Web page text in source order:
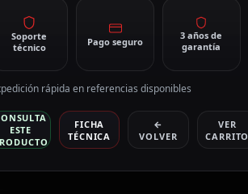
Soporte
técnico
Pago seguro
3 años de
garantía
rápida en referencias disponibles
ESTE
FICHA
TÉCNICA
←
VOLVER
VER
CARRITO